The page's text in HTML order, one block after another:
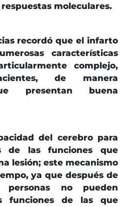
moleculares.
recordó que el infarto
características
complejo,
de manera
presentan buena
del cerebro para
de las funciones que
lesión; este mecanismo
ya que después de
no pueden
funciones de las que